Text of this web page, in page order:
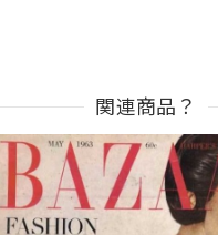
関連商品？